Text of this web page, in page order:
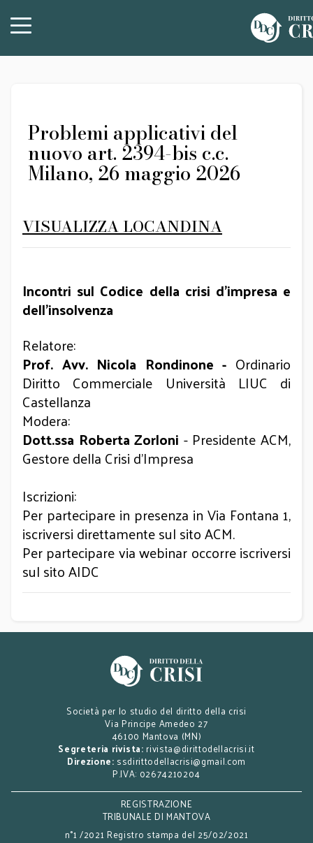
Problemi applicativi del
nuovo art. 2394-bis c.c.
Milano, 26 maggio 2026
VISUALIZZA LOCANDINA
Incontri sul Codice della crisi d’impresa e
dell’insolvenza
Relatore:
Prof. Avv. Nicola Rondinone - Ordinario
Diritto Commerciale Università LIUC di
Castellanza
Modera:
Dott.ssa Roberta Zorloni - Presidente ACM,
Gestore della Crisi d’Impresa
Iscrizioni:
Per partecipare in presenza in Via Fontana 1,
iscriversi direttamente sul sito ACM.
Per partecipare via webinar occorre iscriversi
sul sito AIDC
Società per lo studio del diritto della crisi
Via Principe Amedeo 27
46100 Mantova (MN)
Segreteria rivista: rivista@dirittodellacrisi.it
Direzione: ssdirittodellacrisi@gmail.com
P.IVA: 02674210204
REGISTRAZIONE
TRIBUNALE DI MANTOVA
n°1 /2021 Registro stampa del 25/02/2021